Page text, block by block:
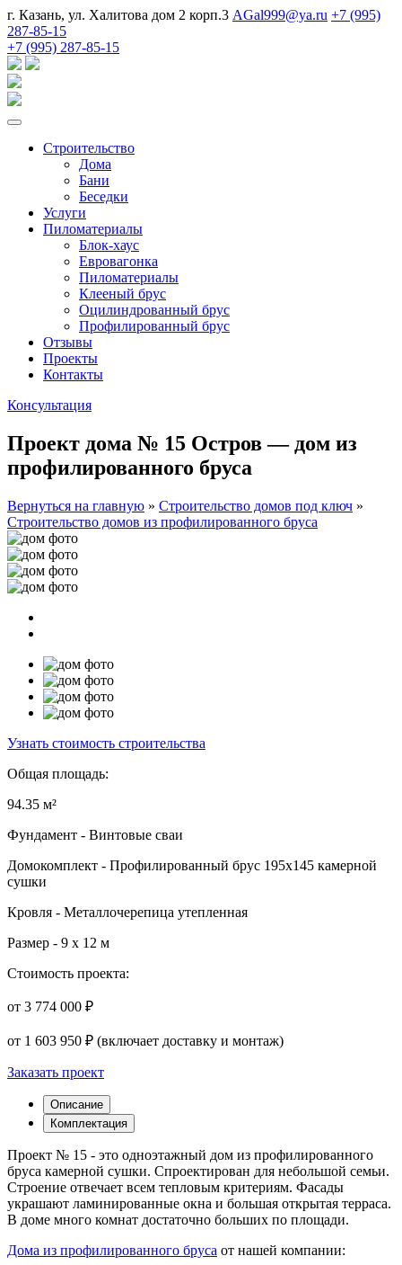
г. Казань, ул. Халитова дом 2 корп.3 AGal999@ya.ru +7 (995)
287-85-15
+7 (995) 287-85-15
Строительство
Дома
Бани
Беседки
Услуги
Пиломатериалы
Блок-хаус
Евровагонка
Пиломатериалы
Клееный брус
Оцилиндрованный брус
Профилированный брус
Отзывы
Проекты
Контакты
Консультация
Проект дома № 15 Остров — дом из
профилированного бруса
Вернуться на главную » Строительство домов под ключ »
Строительство домов из профилированного бруса
Узнать стоимость строительства
Общая площадь:
94.35 м²
Фундамент - Винтовые сваи
Домокомплект - Профилированный брус 195х145 камерной
сушки
Кровля - Металлочерепица утепленная
Размер - 9 х 12 м
Стоимость проекта:
от 3 774 000 ₽
от 1 603 950 ₽ (включает доставку и монтаж)
Заказать проект
Описание
Комплектация
Проект № 15 - это одноэтажный дом из профилированного
бруса камерной сушки. Спроектирован для небольшой семьи.
Строение отвечает всем тепловым критериям. Фасады
украшают ламинированные окна и большая открытая терраса.
В доме много комнат достаточно больших по площади.
Дома из профилированного бруса от нашей компании: